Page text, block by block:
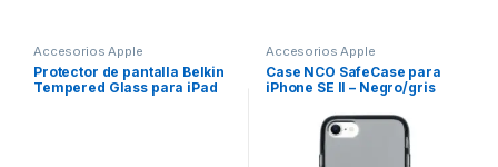
Accesorios Apple
Protector de pantalla Belkin
Tempered Glass para iPad
Accesorios Apple
Case NCO SafeCase para
iPhone SE II – Negro/gris